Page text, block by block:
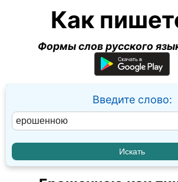
Как
Формы слов русского
Введите слово: